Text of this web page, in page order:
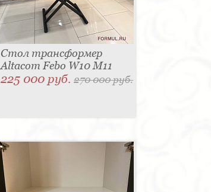
Стол трансформер
Altacom Febo W10 M11
225 000 руб.270 000 руб.